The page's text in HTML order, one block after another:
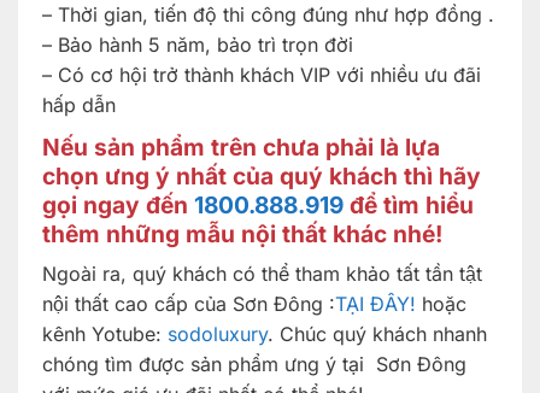
– Thời gian, tiến độ thi công đúng như hợp đồng .
– Bảo hành 5 năm, bảo trì trọn đời
– Có cơ hội trở thành khách VIP với nhiều ưu đãi
hấp dẫn
Nếu sản phẩm trên chưa phải là lựa
chọn ưng ý nhất của quý khách thì hãy
gọi ngay đến 1800.888.919 để tìm hiểu
thêm những mẫu nội thất khác nhé!
Ngoài ra, quý khách có thể tham khảo tất tần tật
nội thất cao cấp của Sơn Đông :TẠI ĐÂY! hoặc
kênh Yotube: sodoluxury. Chúc quý khách nhanh
chóng tìm được sản phẩm ưng ý tại Sơn Đông